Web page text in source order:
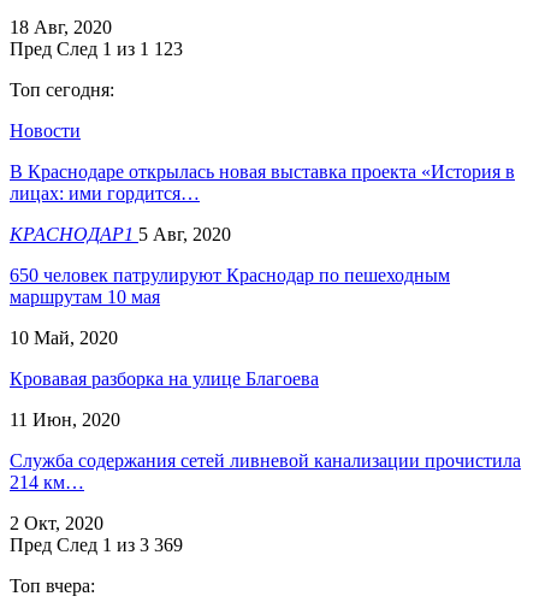
18 Авг, 2020
Пред След 1 из 1 123
Топ сегодня:
Новости
В Краснодаре открылась новая выставка проекта «История в
лицах: ими гордится…
КРАСНОДАР1 5 Авг, 2020
650 человек патрулируют Краснодар по пешеходным
маршрутам 10 мая
10 Май, 2020
Кровавая разборка на улице Благоева
11 Июн, 2020
Служба содержания сетей ливневой канализации прочистила
214 км…
2 Окт, 2020
Пред След 1 из 3 369
Топ вчера: